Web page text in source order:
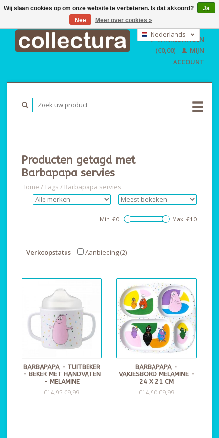
EUR
GBP
USD
Nederlands
English
WINKELWAGEN
(€0,00)
MIJN
ACCOUNT
Producten getagd met
Barbapapa servies
Home /Tags / Barbapapa servies
Min: €0 Max: €10
Verkoopstatus Aanbieding(2)
BARBAPAPA - TUITBEKER
- BEKER MET HANDVATEN
- MELAMINE
€14,95€9,99
BARBAPAPA -
VAKJESBORD MELAMINE -
24 X 21 CM
€14,90€9,99
Wij slaan cookies op om onze website te verbeteren. Is dat akkoord?
Ja
Nee
Meer over cookies »